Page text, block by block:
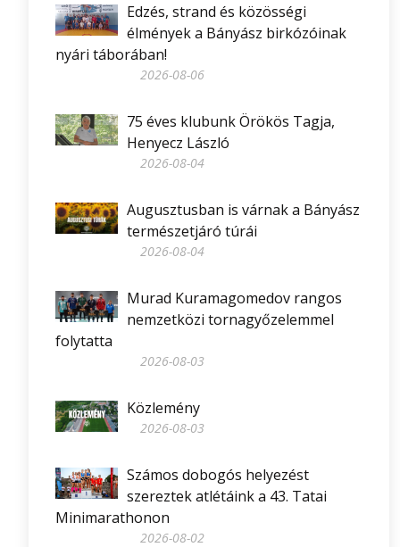
Edzés, strand és közösségi
élmények a Bányász birkózóinak
nyári táborában!
2026-08-06
75 éves klubunk Örökös Tagja,
Henyecz László
2026-08-04
Augusztusban is várnak a Bányász
természetjáró túrái
2026-08-04
Murad Kuramagomedov rangos
nemzetközi tornagyőzelemmel
folytatta
2026-08-03
Közlemény
2026-08-03
Számos dobogós helyezést
szereztek atlétáink a 43. Tatai
Minimarathonon
2026-08-02